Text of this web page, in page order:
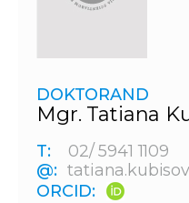
DOKTORAND
Mgr. Tatiana
T:
02/ 5941 1109
@:
ORCID: